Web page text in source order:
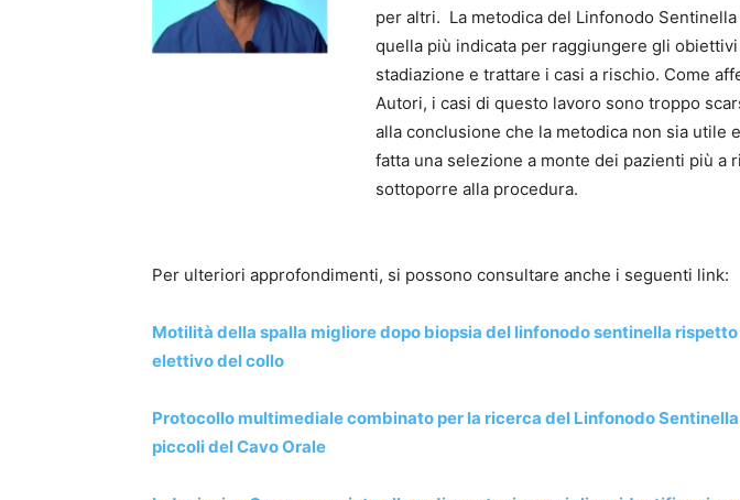
per altri. La metodica del Linfonodo Sentinella
quella più indicata per raggiungere gli
stadiazione e trattare i casi a rischio. Come
Autori, i casi di questo lavoro sono troppo
alla conclusione che la metodica non sia utile
fatta una selezione a monte dei pazienti più a
sottoporre alla procedura.
Per ulteriori approfondimenti, si possono consultare anche i seguenti link:
Motilità della spalla migliore dopo biopsia del linfonodo sentinella
elettivo del collo
Protocollo multimediale combinato per la ricerca del Linfonodo
piccoli del Cavo Orale